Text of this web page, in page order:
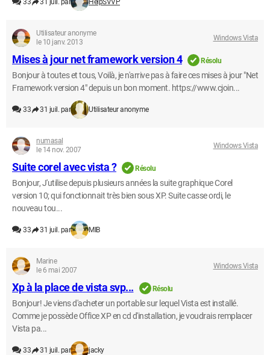
33 31 juil. par HelpSVVP
Utilisateur anonyme
le 10 janv. 2013
Windows Vista
Mises à jour net framework version 4 Résolu
Bonjour à toutes et tous, Voilà, je n'arrive pas à faire ces mises à jour "Net
Framework version 4" depuis un bon moment. https://www.cjoin...
33 31 juil. par Utilisateur anonyme
numasal
le 14 nov. 2007
Windows Vista
Suite corel avec vista ? Résolu
Bonjour, J'utilise depuis plusieurs années la suite graphique Corel
version 10; qui fonctionnait très bien sous XP. Suite casse ordi, le
nouveau tou...
33 31 juil. par MIB
Marine
le 6 mai 2007
Windows Vista
Xp à la place de vista svp... Résolu
Bonjour! Je viens d'acheter un portable sur lequel Vista est installé.
Comme je possède Office XP en cd d'installation, je voudrais remplacer
Vista pa...
33 31 juil. par jacky